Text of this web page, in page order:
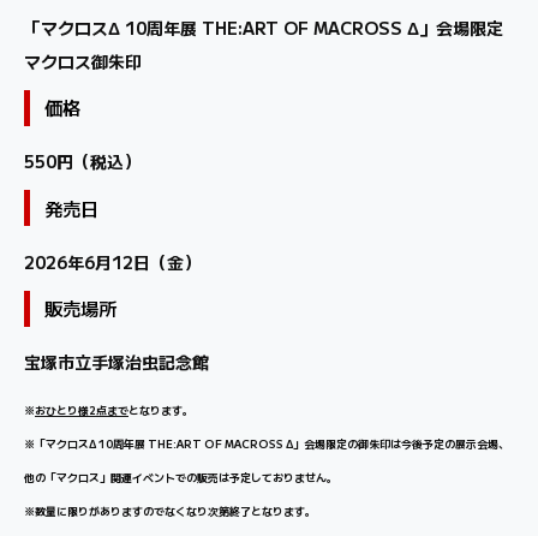
「マクロスΔ 10周年展 THE:ART OF MACROSS Δ」会場限定
マクロス御朱印
価格
550円（税込）
発売日
2026年6月12日（金）
販売場所
宝塚市立手塚治虫記念館
※おひとり様2点までとなります。
※「マクロスΔ 10周年展 THE:ART OF MACROSS Δ」会場限定の御朱印は今後予定の展示会場、
他の「マクロス」関連イベントでの販売は予定しておりません。
※数量に限りがありますのでなくなり次第終了となります。